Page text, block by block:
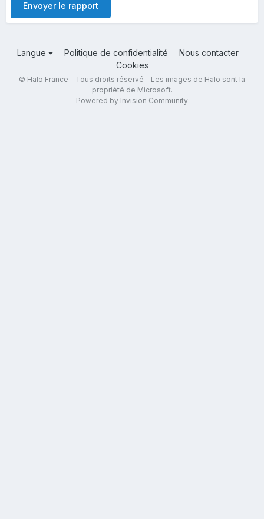
Envoyer le rapport
Langue Politique de confidentialité
Nous contacter
Cookies
© Halo France - Tous droits réservé - Les images de Halo sont la
propriété de Microsoft.
Powered by Invision Community